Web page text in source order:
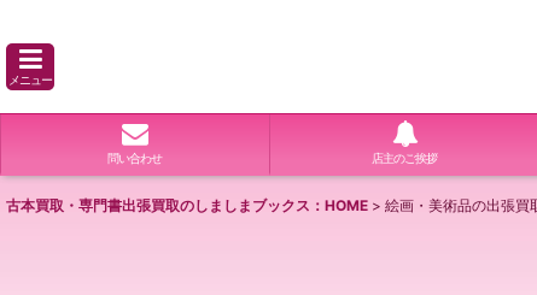
メニュー
問い合わせ 店主のご挨拶
古本買取・専門書出張買取のしましまブックス：HOME > 絵画・美術品の出張買